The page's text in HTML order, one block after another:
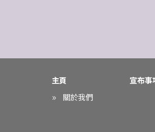
主頁
關於我們
宣布事